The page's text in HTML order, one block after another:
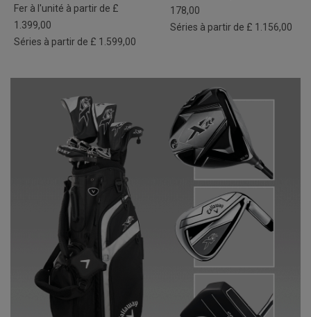
Fer à l'unité à partir de £
1.399,00
Séries à partir de £ 1.599,00
178,00
Séries à partir de £ 1.156,00